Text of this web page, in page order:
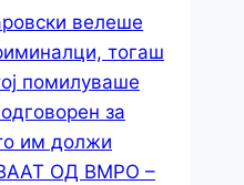
велеше
тогаш
помилуваше
за
им должи
ОД ВМРО –